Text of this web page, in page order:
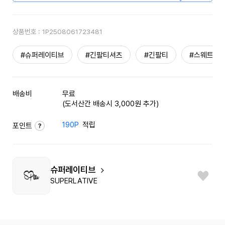
상품번호 : 1P2508061723481
#슈퍼레이티브 #긴팔티셔츠 #긴팔티 #스웨트셔
배송비
무료
(도서산간 배송시 3,000원 추가)
포인트 190P 적립
슈퍼레이티브
SUPERLATIVE